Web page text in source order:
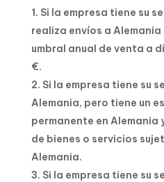
Si la empresa tiene su
realiza envíos a Alemania
umbral anual de venta a
€.
Si la empresa tiene su
Alemania, pero tiene un
permanente en Alemania
de bienes o servicios
Alemania.
Si la empresa tiene su